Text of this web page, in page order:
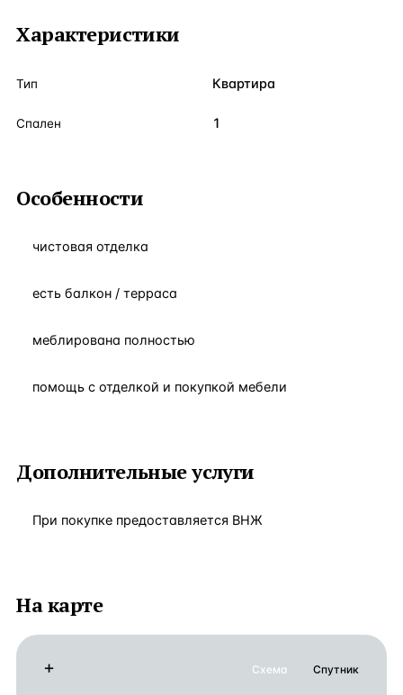
Характеристики
Тип Квартира
Спален 1
Особенности
чистовая отделка
есть балкон / терраса
меблирована полностью
помощь с отделкой и покупкой мебели
Дополнительные услуги
При покупке предоставляется ВНЖ
На карте
+
Схема Спутник